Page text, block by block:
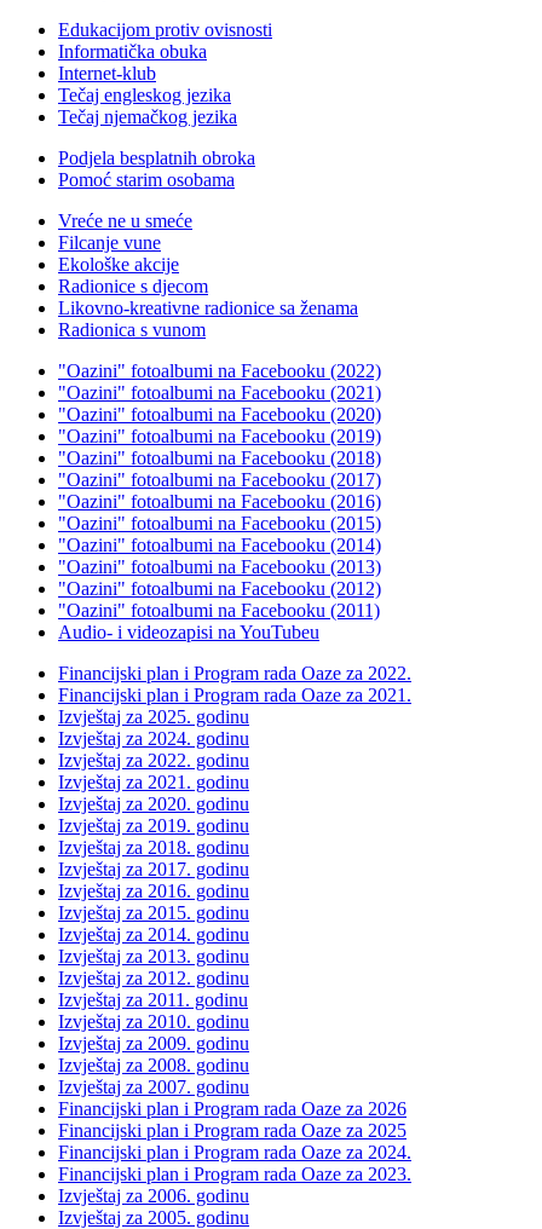
Edukacijom protiv ovisnosti
Informatička obuka
Internet-klub
Tečaj engleskog jezika
Tečaj njemačkog jezika
Podjela besplatnih obroka
Pomoć starim osobama
Vreće ne u smeće
Filcanje vune
Ekološke akcije
Radionice s djecom
Likovno-kreativne radionice sa ženama
Radionica s vunom
"Oazini" fotoalbumi na Facebooku (2022)
"Oazini" fotoalbumi na Facebooku (2021)
"Oazini" fotoalbumi na Facebooku (2020)
"Oazini" fotoalbumi na Facebooku (2019)
"Oazini" fotoalbumi na Facebooku (2018)
"Oazini" fotoalbumi na Facebooku (2017)
"Oazini" fotoalbumi na Facebooku (2016)
"Oazini" fotoalbumi na Facebooku (2015)
"Oazini" fotoalbumi na Facebooku (2014)
"Oazini" fotoalbumi na Facebooku (2013)
"Oazini" fotoalbumi na Facebooku (2012)
"Oazini" fotoalbumi na Facebooku (2011)
Audio- i videozapisi na YouTubeu
Financijski plan i Program rada Oaze za 2022.
Financijski plan i Program rada Oaze za 2021.
Izvještaj za 2025. godinu
Izvještaj za 2024. godinu
Izvještaj za 2022. godinu
Izvještaj za 2021. godinu
Izvještaj za 2020. godinu
Izvještaj za 2019. godinu
Izvještaj za 2018. godinu
Izvještaj za 2017. godinu
Izvještaj za 2016. godinu
Izvještaj za 2015. godinu
Izvještaj za 2014. godinu
Izvještaj za 2013. godinu
Izvještaj za 2012. godinu
Izvještaj za 2011. godinu
Izvještaj za 2010. godinu
Izvještaj za 2009. godinu
Izvještaj za 2008. godinu
Izvještaj za 2007. godinu
Financijski plan i Program rada Oaze za 2026
Financijski plan i Program rada Oaze za 2025
Financijski plan i Program rada Oaze za 2024.
Financijski plan i Program rada Oaze za 2023.
Izvještaj za 2006. godinu
Izvještaj za 2005. godinu